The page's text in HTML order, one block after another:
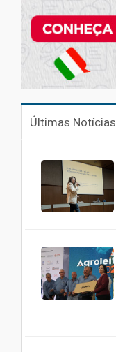
Últimas Notícias